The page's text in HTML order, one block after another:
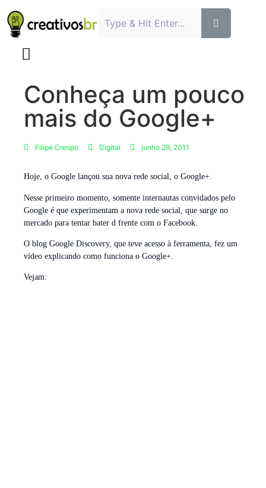
Conheça um pouco
mais do Google+
Filipe Crespo Digital junho 29, 2011
Hoje, o Google lançou sua nova rede social, o Google+.
Nesse primeiro momento, somente internautas convidados pelo
Google é que experimentam a nova rede social, que surge no
mercado para tentar bater d frente com o Facebook.
O blog Google Discovery, que teve acesso à ferramenta, fez um
vídeo explicando como funciona o Google+.
Vejam: